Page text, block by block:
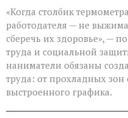
«Когда столбик
работодателя — не
сберечь их здоровье», —
труда и социальной
наниматели обязаны
труда: от прохладных
выстроенного графика.